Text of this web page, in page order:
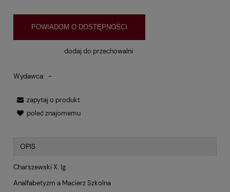
POWIADOM O DOSTĘPNOŚCI
dodaj do przechowalni
Wydawca: -
zapytaj o produkt
poleć znajomemu
OPIS
Charszewski X. Ig.
Analfabetyzm a Macierz Szkolna